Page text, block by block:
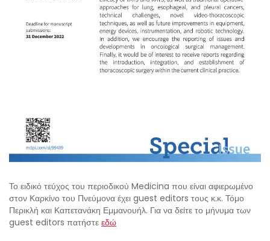
Το ειδικό τεύχος του περιοδικού Medicina που είναι αφιερωμένο
στον Καρκίνο του Πνεύμονα έχει guest editors τους κ.κ. Τόμο
Περικλή και Καπετανάκη Εμμανουήλ. Για να δείτε το μήνυμα των
guest editors πατήστε εδώ